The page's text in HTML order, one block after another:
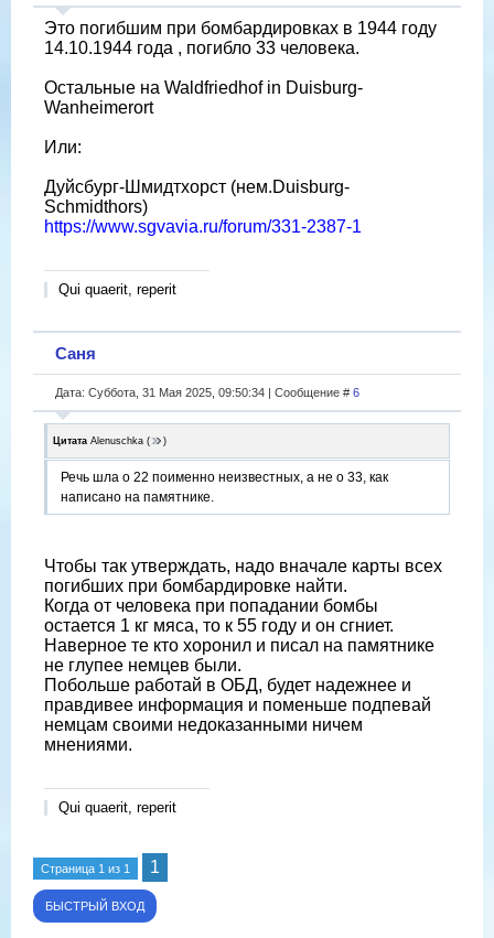
Это погибшим при бомбардировках в 1944 году
14.10.1944 года , погибло 33 человека.
Остальные на Waldfriedhof in Duisburg-
Wanheimerort
Или:
Дуйсбург-Шмидтхорст (нем.Duisburg-
Schmidthors)
https://www.sgvavia.ru/forum/331-2387-1
Qui quaerit, reperit
Саня
Дата: Суббота, 31 Мая 2025, 09:50:34 | Сообщение # 6
Цитата Alenuschka ( )
Речь шла о 22 поименно неизвестных, а не о 33, как
написано на памятнике.
Чтобы так утверждать, надо вначале карты всех
погибших при бомбардировке найти.
Когда от человека при попадании бомбы
остается 1 кг мяса, то к 55 году и он сгниет.
Наверное те кто хоронил и писал на памятнике
не глупее немцев были.
Побольше работай в ОБД, будет надежнее и
правдивее информация и поменьше подпевай
немцам своими недоказанными ничем
мнениями.
Qui quaerit, reperit
Страница 1 из 1 1